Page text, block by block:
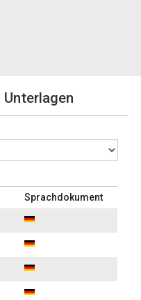
Unterlagen
Sprachdokument